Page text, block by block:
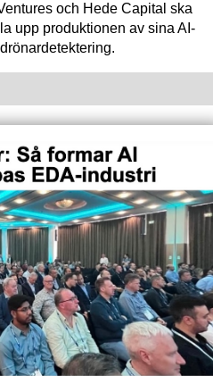
och Hede Capital ska
upp produktionen av sina AI-